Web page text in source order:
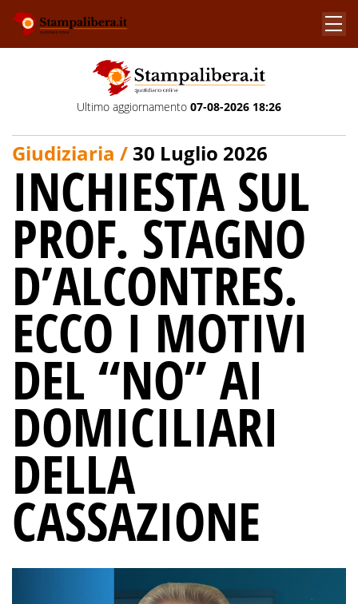
Ultimo aggiornamento 07-08-2026 18:26
Giudiziaria / 30 Luglio 2026
INCHIESTA SUL
PROF. STAGNO
D’ALCONTRES.
ECCO I MOTIVI
DEL “NO” AI
DOMICILIARI
DELLA
CASSAZIONE